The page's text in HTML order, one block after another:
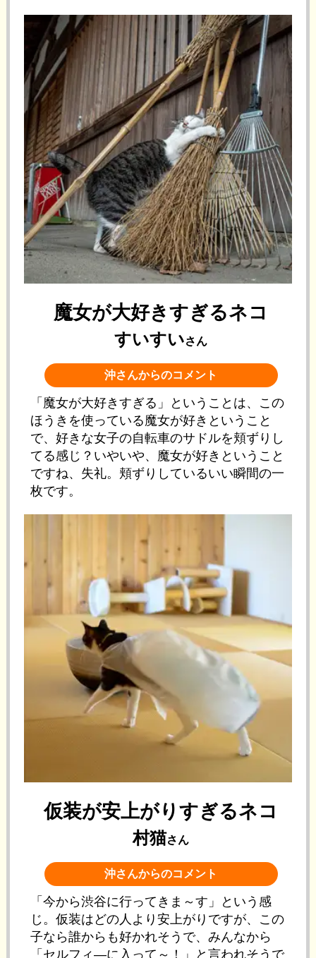
魔女が大好きすぎるネコ
すいすいさん
沖さんからのコメント
「魔女が大好きすぎる」ということは、この
ほうきを使っている魔女が好きということ
で、好きな女子の自転車のサドルを頬ずりし
てる感じ？いやいや、魔女が好きということ
ですね、失礼。頬ずりしているいい瞬間の一
枚です。
仮装が安上がりすぎるネコ
村猫さん
沖さんからのコメント
「今から渋谷に行ってきま～す」という感
じ。仮装はどの人より安上がりですが、この
子なら誰からも好かれそうで、みんなから
「セルフィ—に入って～！」と言われそうで